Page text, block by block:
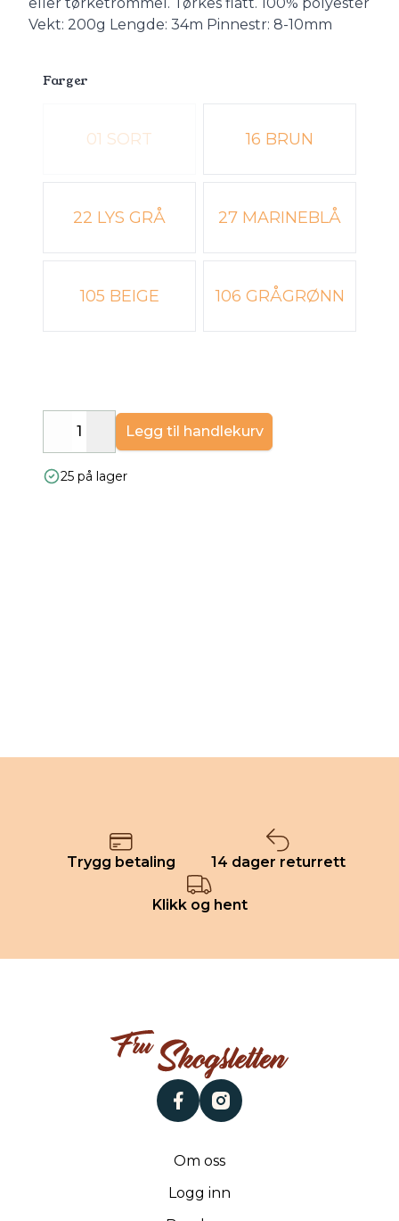
Vekt: 200g Lengde: 34m Pinnestr: 8-10mm
Farger
01 SORT 16 BRUN
22 LYS GRÅ 27 MARINEBLÅ
105 BEIGE 106 GRÅGRØNN
DecreaseIncrease
Legg til handlekurv
25 på lager
Trygg betaling 14 dager returrett
Klikk og hent
facebookinstagram
Om oss
Logg inn